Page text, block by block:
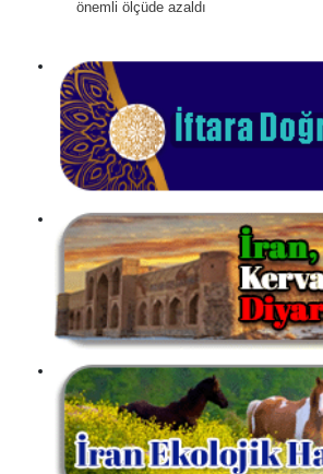
önemli ölçüde azaldı